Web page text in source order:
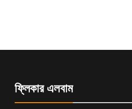
ফ্লিকার এলবাম